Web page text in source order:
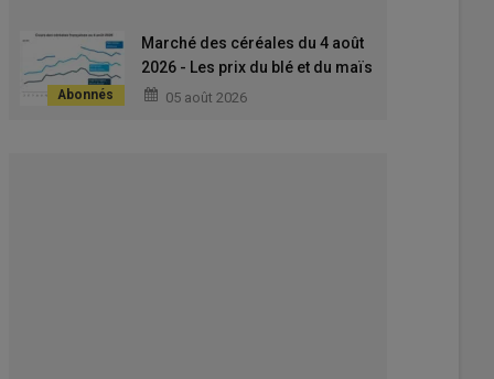
Marché des céréales du 4 août
2026 - Les prix du blé et du maïs
poursuivent leur baisse
05 août 2026